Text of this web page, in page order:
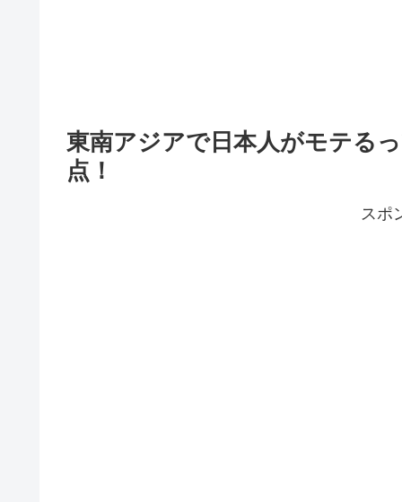
東南アジアで日本人がモテる
点！
スポ